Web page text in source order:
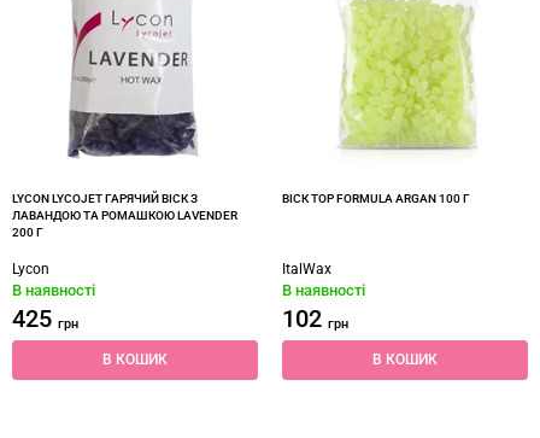
LYCON LYCOJET ГАРЯЧИЙ ВІСК З
ЛАВАНДОЮ ТА РОМАШКОЮ LAVENDER
200 Г
Lycon
В наявності
425 грн
В КОШИК
ВІСК TOP FORMULA ARGAN 100 Г
ItalWax
В наявності
102 грн
В КОШИК